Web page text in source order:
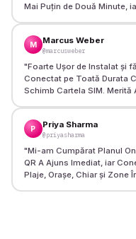
Mai Puțin de Două Minute,
M Marcus Weber
@marcusweber
"Foarte Ușor de Instalat și
Conectat pe Toată Durata
Schimb Cartela SIM. Merită
P Priya Sharma
@priyasharma
"Mi-am Cumpărat Planul
QR A Ajuns Imediat, iar
Plaje, Orașe, Chiar și Zone